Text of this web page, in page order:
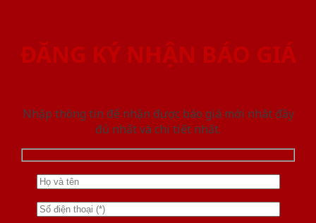
ĐĂNG KÝ NHẬN BÁO GIÁ
Nhập thông tin để nhận được báo giá mới nhât đầy
đủ nhất và chi tiết nhất.